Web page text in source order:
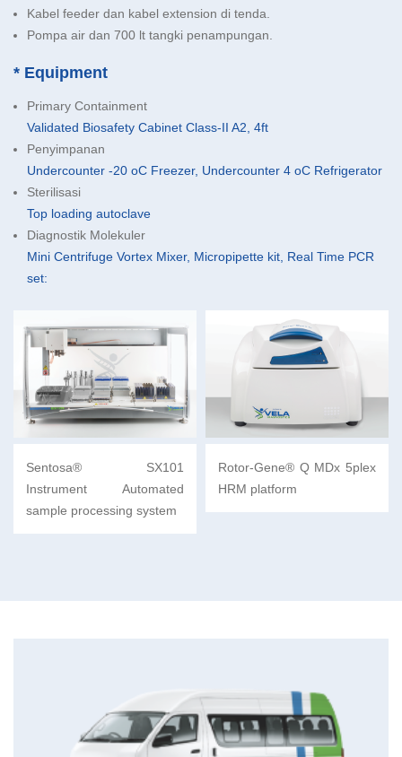
Kabel feeder dan kabel extension di tenda.
Pompa air dan 700 lt tangki penampungan.
* Equipment
Primary Containment
Validated Biosafety Cabinet Class-II A2, 4ft
Penyimpanan
Undercounter -20 oC Freezer, Undercounter 4 oC Refrigerator
Sterilisasi
Top loading autoclave
Diagnostik Molekuler
Mini Centrifuge Vortex Mixer, Micropipette kit, Real Time PCR
set:
Sentosa® SX101
Instrument Automated
sample processing system
Rotor-Gene® Q MDx 5plex
HRM platform